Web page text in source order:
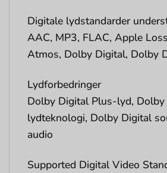
Digitale lydstandarder
AAC, MP3, FLAC, Apple
Atmos, Dolby Digital, Dolby
Lydforbedringer
Dolby Digital Plus-lyd,
lydteknologi, Dolby Digital
audio
Supported Digital Video